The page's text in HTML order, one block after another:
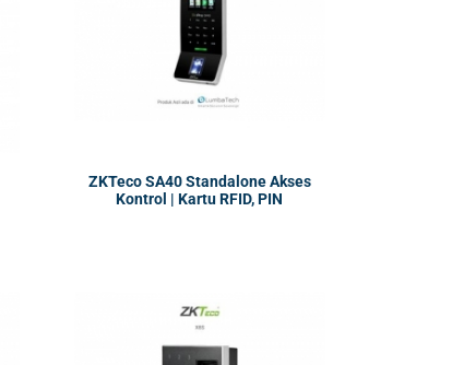
ZKTeco SA40 Standalone Akses
Kontrol | Kartu RFID, PIN